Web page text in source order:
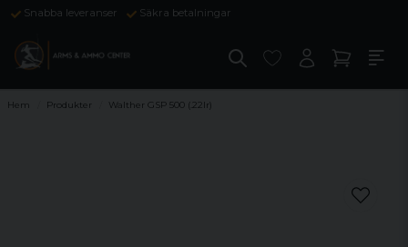
Snabba leveranser Säkra betalningar
Hem Produkter Walther GSP 500 (.22lr)